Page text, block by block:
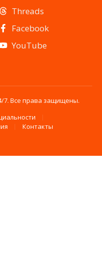
Threads
Facebook
YouTube
7. Все права защищены.
Контакты